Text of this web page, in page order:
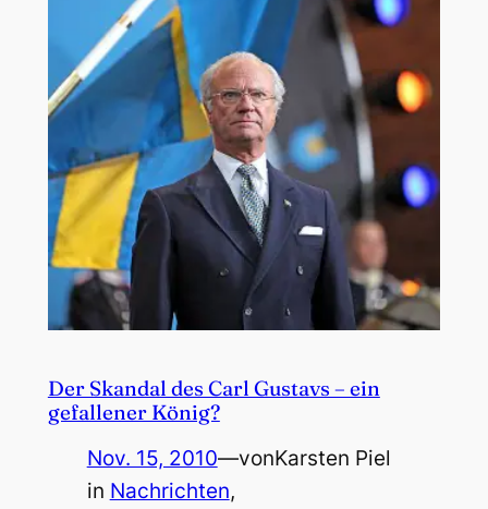
Der Skandal des Carl Gustavs – ein
gefallener König?
Nov. 15, 2010—vonKarsten Piel
in Nachrichten